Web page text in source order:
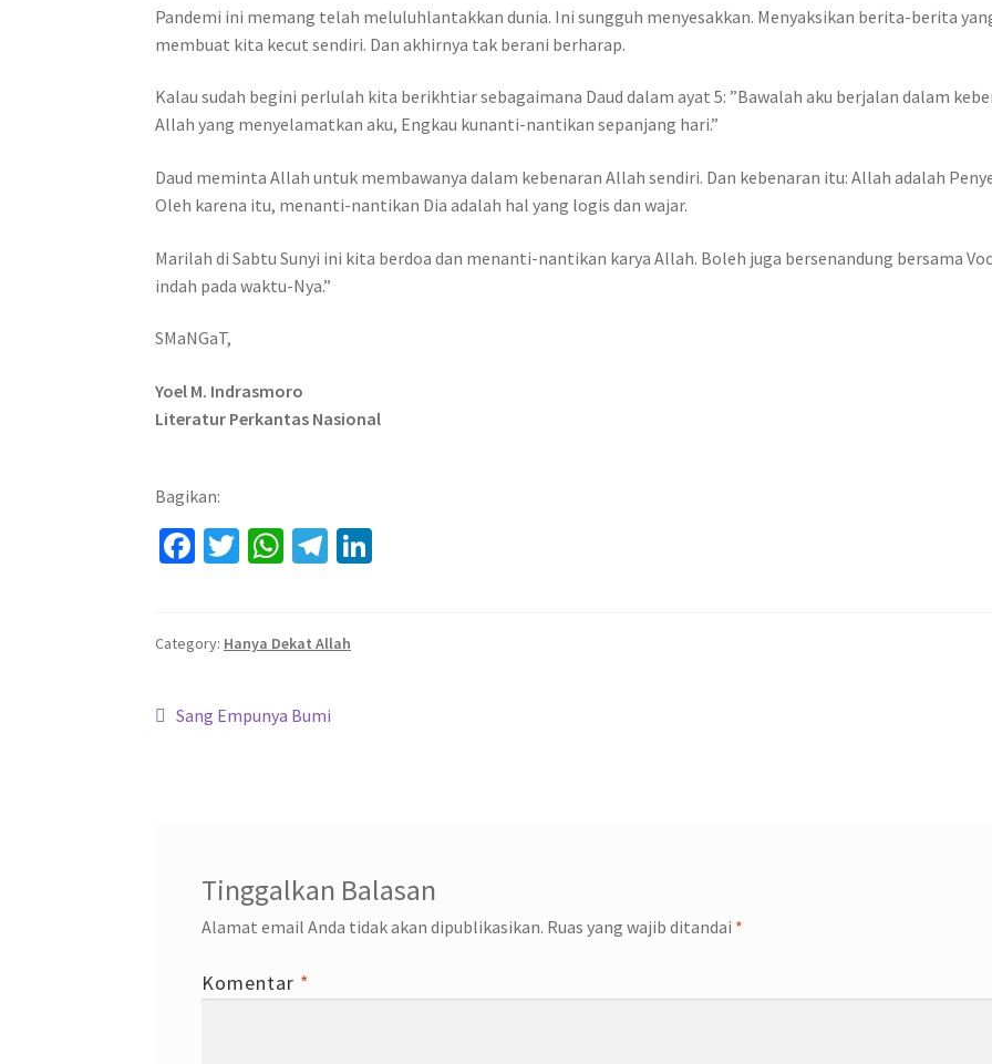
Pandemi ini memang telah meluluhlantakkan dunia. Ini sungguh menyesakkan. Menyaksikan berita-berita
membuat kita kecut sendiri. Dan akhirnya tak berani berharap.
Kalau sudah begini perlulah kita berikhtiar sebagaimana Daud dalam ayat 5: ”Bawalah aku berjalan dalam
Allah yang menyelamatkan aku, Engkau kunanti-nantikan sepanjang hari.”
Daud meminta Allah untuk membawanya dalam kebenaran Allah sendiri. Dan kebenaran itu: Allah adalah
Oleh karena itu, menanti-nantikan Dia adalah hal yang logis dan wajar.
Marilah di Sabtu Sunyi ini kita berdoa dan menanti-nantikan karya Allah. Boleh juga bersenandung bersama
indah pada waktu-Nya.”
SMaNGaT,
Yoel M. Indrasmoro
Literatur Perkantas Nasional
Bagikan:
Fa
o
k
T
er
W
sA
p
Te
a
Category: Hanya Dekat Allah
Navigasi
Previous
Sang Empunya Bumi
Tinggalkan Balasan
Alamat email Anda tidak akan dipublikasikan. Ruas yang wajib ditandai *
Komentar *